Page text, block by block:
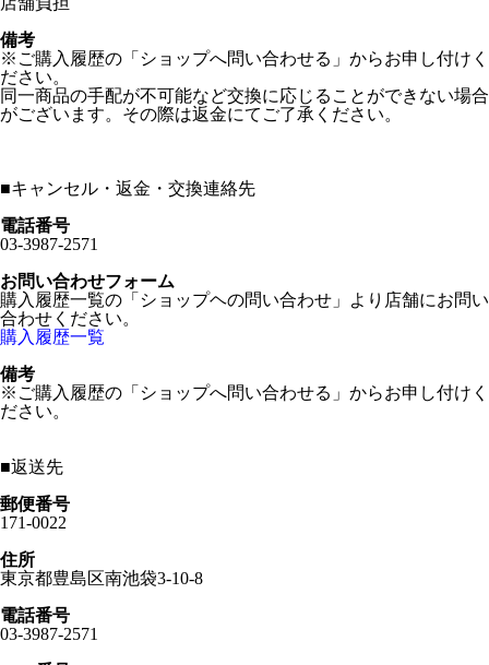
備考
※ご購入履歴の「ショップへ問い合わせる」からお申し付けく
ださい。
同一商品の手配が不可能など交換に応じることができない場合
がございます。その際は返金にてご了承ください。
■キャンセル・返金・交換連絡先
電話番号
03-3987-2571
お問い合わせフォーム
購入履歴一覧の「ショップヘの問い合わせ」より店舗にお問い
合わせください。
購入履歴一覧
備考
※ご購入履歴の「ショップへ問い合わせる」からお申し付けく
ださい。
■返送先
郵便番号
171-0022
住所
東京都豊島区南池袋3-10-8
電話番号
03-3987-2571